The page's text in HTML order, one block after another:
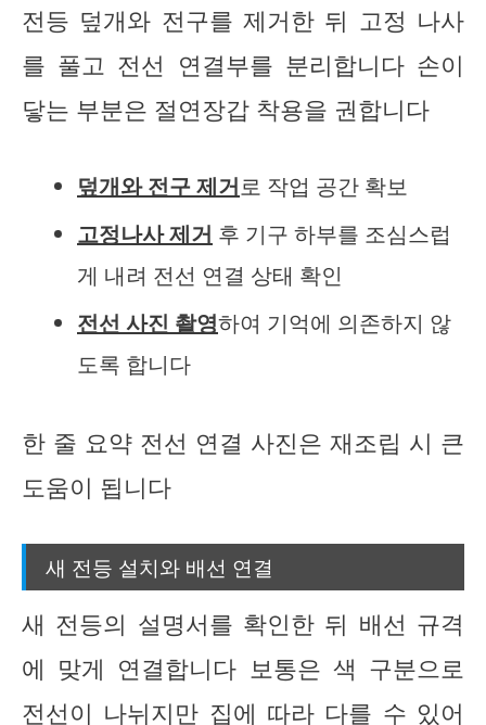
전등 덮개와 전구를 제거한 뒤 고정 나사
를 풀고 전선 연결부를 분리합니다 손이
닿는 부분은 절연장갑 착용을 권합니다
덮개와 전구 제거로 작업 공간 확보
고정나사 제거 후 기구 하부를 조심스럽
게 내려 전선 연결 상태 확인
전선 사진 촬영하여 기억에 의존하지 않
도록 합니다
한 줄 요약 전선 연결 사진은 재조립 시 큰
도움이 됩니다
새 전등 설치와 배선 연결
새 전등의 설명서를 확인한 뒤 배선 규격
에 맞게 연결합니다 보통은 색 구분으로
전선이 나뉘지만 집에 따라 다를 수 있어